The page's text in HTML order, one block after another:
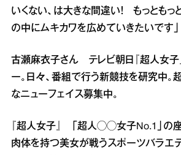
いくない、は大きな間違い！ もっともっ
の中にムキカワを広めていきたいです」
古瀬麻衣子さん テレビ朝日『超人女子
ー。日々、番組で行う新競技を研究中。
なニューフェイス募集中。
『超人女子』 「超人◯◯女子No.1」の
肉体を持つ美女が戦うスポーツバラエ